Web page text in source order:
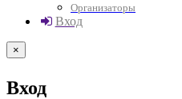
Организаторы
Вход
×
Вход